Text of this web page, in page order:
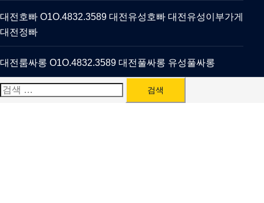
대전호빠 O1O.4832.3589 대전유성호빠 대전유성이부가게
대전정빠
대전룸싸롱 O1O.4832.3589 대전풀싸롱 유성풀싸롱
검